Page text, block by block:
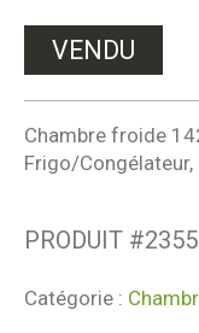
VENDU
Chambre froide
Frigo/Congélateur,
PRODUIT #2355
Catégorie :